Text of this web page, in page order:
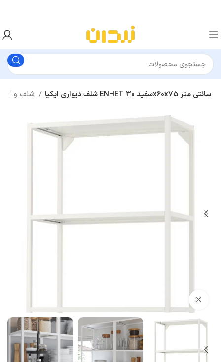
شلف و آویز شلف دیواری ایکیا ENHET سفید 30x60x75 سانتی متر